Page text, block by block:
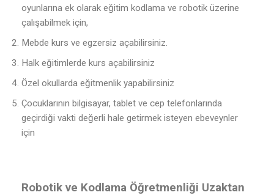
oyunlarına ek olarak eğitim kodlama ve robotik üzerine
çalışabilmek için,
Mebde kurs ve egzersiz açabilirsiniz.
Halk eğitimlerde kurs açabilirsiniz
Özel okullarda eğitmenlik yapabilirsiniz
Çocuklarının bilgisayar, tablet ve cep telefonlarında
geçirdiği vakti değerli hale getirmek isteyen ebeveynler
için
Robotik ve Kodlama Öğretmenliği Uzaktan